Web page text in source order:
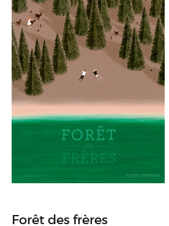
Forêt des frères